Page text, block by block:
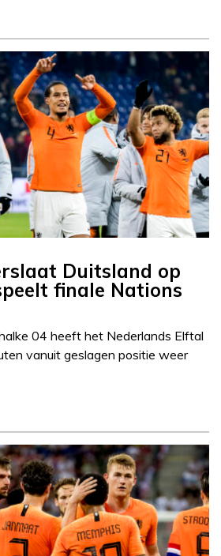
Duitsland op
finale Nations
04 heeft het Nederlands Elftal
vanuit geslagen positie weer